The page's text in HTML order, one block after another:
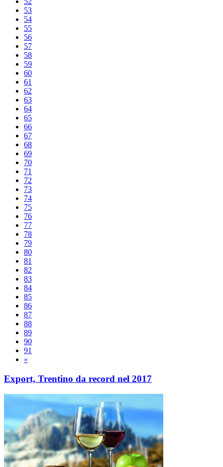
53
54
55
56
57
58
59
60
61
62
63
64
65
66
67
68
69
70
71
72
73
74
75
76
77
78
79
80
81
82
83
84
85
86
87
88
89
90
91
»
Export, Trentino da record nel 2017